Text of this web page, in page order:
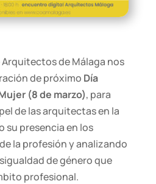
Arquitectos de Málaga nos
de próximo Día
(8 de marzo), para
de las arquitectas en la
su presencia en los
la profesión y analizando
de género que
profesional.